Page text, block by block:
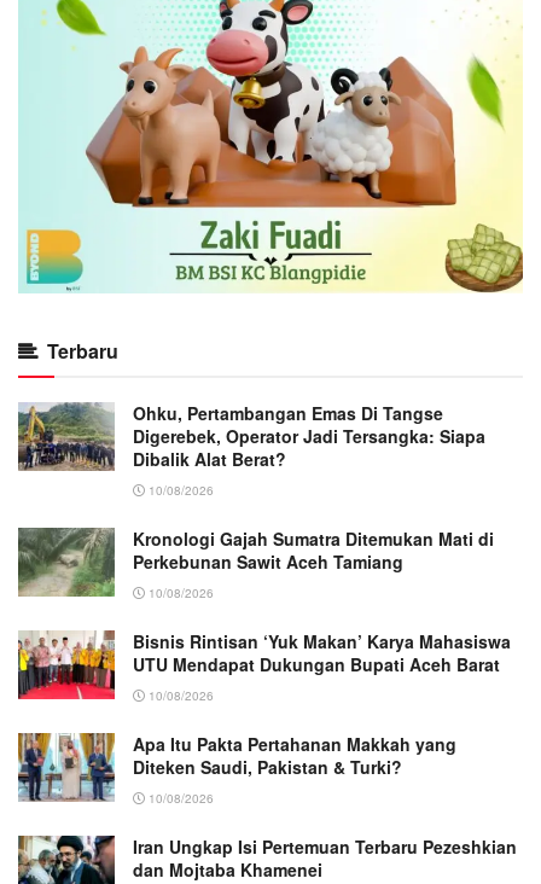
Terbaru
Ohku, Pertambangan Emas Di Tangse
Digerebek, Operator Jadi Tersangka: Siapa
Dibalik Alat Berat?
10/08/2026
Kronologi Gajah Sumatra Ditemukan Mati di
Perkebunan Sawit Aceh Tamiang
10/08/2026
Bisnis Rintisan ‘Yuk Makan’ Karya Mahasiswa
UTU Mendapat Dukungan Bupati Aceh Barat
10/08/2026
Apa Itu Pakta Pertahanan Makkah yang
Diteken Saudi, Pakistan & Turki?
10/08/2026
Iran Ungkap Isi Pertemuan Terbaru Pezeshkian
dan Mojtaba Khamenei